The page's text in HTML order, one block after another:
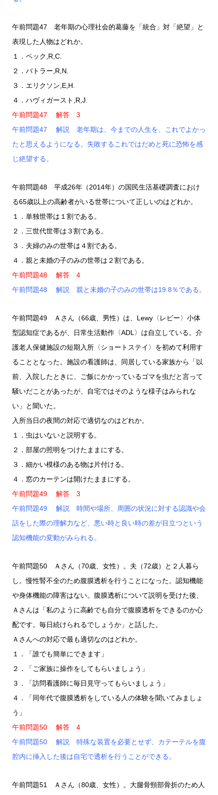
午前問題47 老年期の心理社会的葛藤を「統合」対「絶望」と
表現した人物はどれか。
１．ペック,R,C.
２．バトラー,R,N.
３．エリクソン,E,H.
４．ハヴィガースト,R,J.
午前問題47 解答 3
午前問題47 解説 老年期は、今までの人生を、これでよかっ
たと思えるようになる。失敗するこれではだめと死に恐怖を感
じ絶望する。
午前問題48 平成26年（2014年）の国民生活基礎調査におけ
る65歳以上の高齢者がいる世帯について正しいのはどれか。
１．単独世帯は１割である。
２．三世代世帯は３割である。
３．夫婦のみの世帯は４割である。
４．親と未婚の子のみの世帯は２割である。
午前問題48 解答 4
午前問題48 解説 親と未婚の子のみの世帯は19.8％である。
午前問題49 Ａさん（66歳、男性）は、Lewy〈レビー〉小体
型認知症であるが、日常生活動作〈ADL〉は自立している。介
護老人保健施設の短期入所〈ショートステイ〉を初めて利用す
ることとなった。施設の看護師は、同居している家族から「以
前、入院したときに、ご飯にかかっているゴマを虫だと言って
騒いだことがあったが、自宅ではそのような様子はみられな
い」と聞いた。
入所当日の夜間の対応で適切なのはどれか。
１．虫はいないと説明する。
２．部屋の照明をつけたままにする。
３．細かい模様のある物は片付ける。
４．窓のカーテンは開けたままにする。
午前問題49 解答 3
午前問題49 解説 時間や場所、周囲の状況に対する認識や会
話をした際の理解力など、悪い時と良い時の差が目立つという
認知機能の変動がみられる。
午前問題50 Ａさん（70歳、女性）。夫（72歳）と２人暮ら
し。慢性腎不全のため腹膜透析を行うことになった。認知機能
や身体機能の障害はない。腹膜透析について説明を受けた後、
Ａさんは「私のように高齢でも自分で腹膜透析をできるのか心
配です。毎日続けられるでしょうか」と話した。
Ａさんへの対応で最も適切なのはどれか。
１．「誰でも簡単にできます」
２．「ご家族に操作をしてもらいましょう」
３．「訪問看護師に毎日見守ってもらいましょう」
４．「同年代で腹膜透析をしている人の体験を聞いてみましょ
う」
午前問題50 解答 4
午前問題50 解説 特殊な装置を必要とせず、カテーテルを腹
腔内に挿入した後は自宅で透析を行うことができる。
午前問題51 Ａさん（80歳、女性）。大腿骨頸部骨折のため人